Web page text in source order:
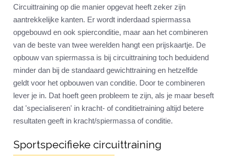
Circuittraining op die manier opgevat heeft zeker zijn
aantrekkelijke kanten. Er wordt inderdaad spiermassa
opgebouwd en ook spierconditie, maar aan het combineren
van de beste van twee werelden hangt een prijskaartje. De
opbouw van spiermassa is bij circuittraining toch beduidend
minder dan bij de standaard gewichttraining en hetzelfde
geldt voor het opbouwen van conditie. Door te combineren
lever je in. Dat hoeft geen probleem te zijn, als je maar beseft
dat 'specialiseren' in kracht- of conditietraining altijd betere
resultaten geeft in kracht/spiermassa of conditie.
Sportspecifieke circuittraining